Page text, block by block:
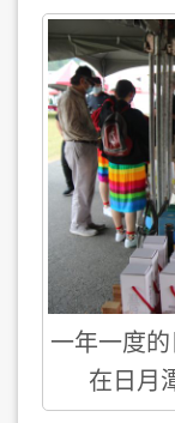
一年一度的
在日月